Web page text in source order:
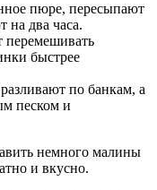
пюре, пересыпают
на два часа.
перемешивать
быстрее
по банкам, а
песком и
немного малины
и вкусно.